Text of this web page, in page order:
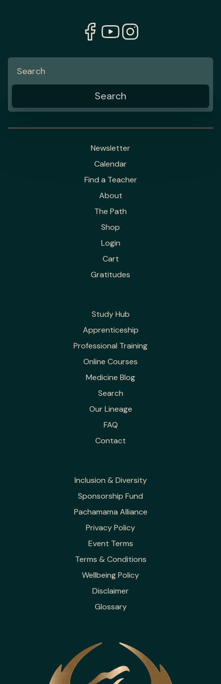
Newsletter
Calendar
Find a Teacher
About
The Path
Shop
Login
Cart
Gratitudes
Study Hub
Apprenticeship
Professional Training
Online Courses
Medicine Blog
Search
Our Lineage
FAQ
Contact
Inclusion & Diversity
Sponsorship Fund
Pachamama Alliance
Privacy Policy
Event Terms
Terms & Conditions
Wellbeing Policy
Disclaimer
Glossary